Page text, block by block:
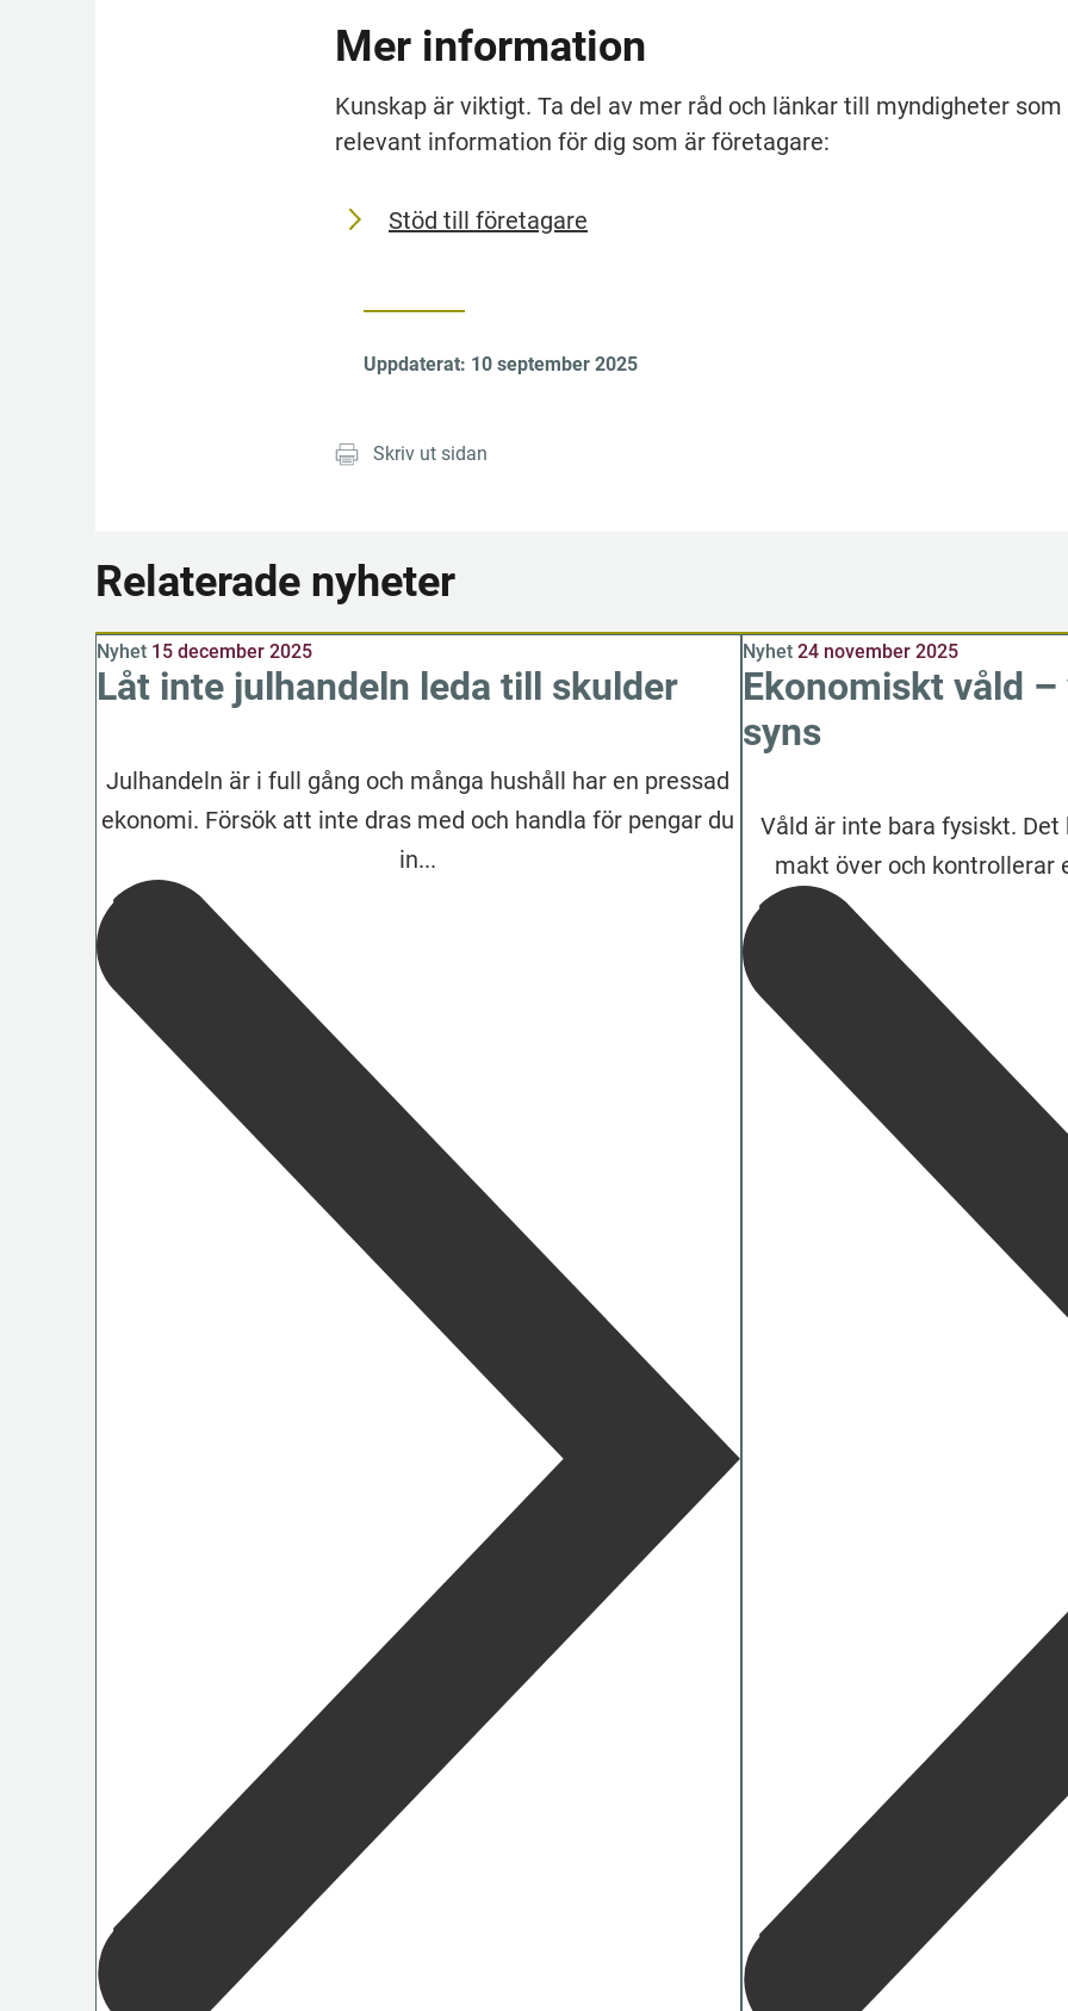
Mer information
Kunskap är viktigt. Ta del av mer råd och länkar till myndigheter som
relevant information för dig som är företagare:
Stöd till företagare
Uppdaterat: 10 september 2025
Skriv ut sidan
Relaterade nyheter
Nyhet 15 december 2025
Låt inte julhandeln leda till skulder
Julhandeln är i full gång och många hushåll har en pressad
ekonomi. Försök att inte dras med och handla för pengar du
in...
Nyhet 24 november 2025
Ekonomiskt våld
syns
Våld är inte bara fysiskt.
makt över och kontrollerar